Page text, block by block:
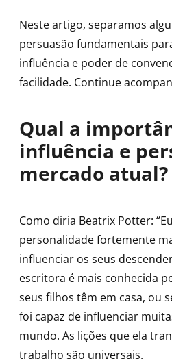
Neste artigo, separamos
persuasão fundamentais
influência e poder de
facilidade. Continue
Qual a
influência e
mercado atual?
Como diria Beatrix Potter:
personalidade fortemente
influenciar os seus
escritora é mais conhecida
seus filhos têm em casa, ou
foi capaz de influenciar
mundo. As lições que ela
trabalho são universais.